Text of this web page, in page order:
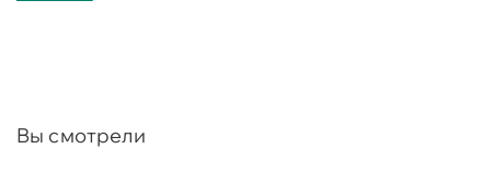
Вы смотрели